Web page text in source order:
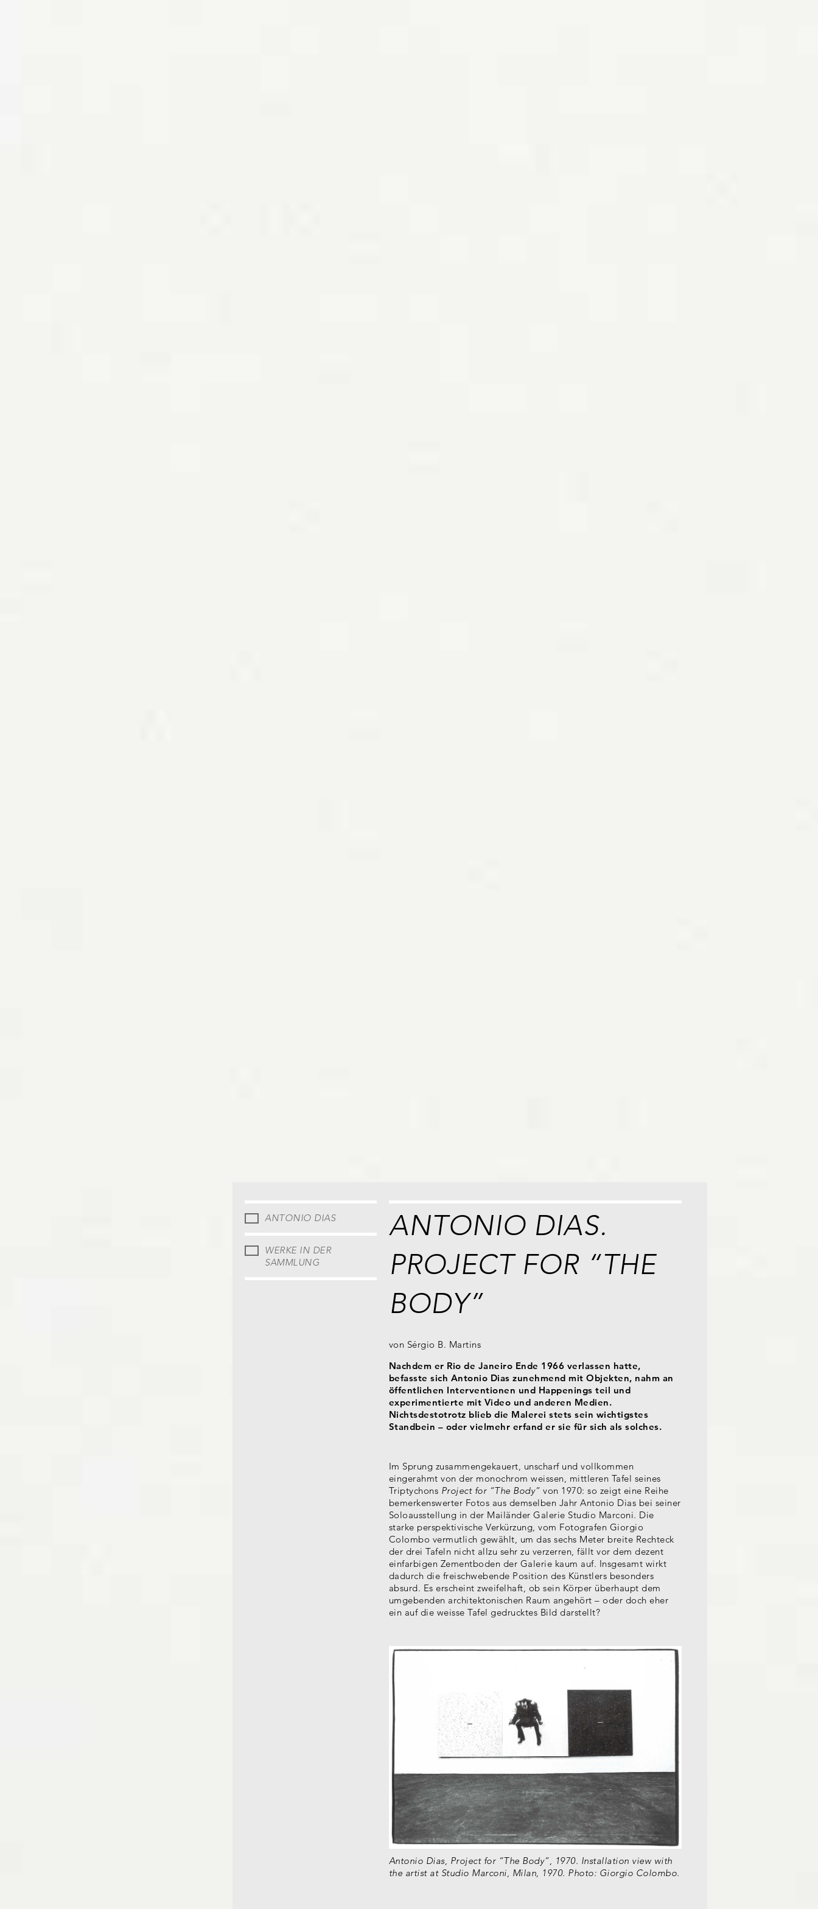
ANTONIO DIAS
WERKE IN DER
SAMMLUNG
ANTONIO DIAS.
PROJECT FOR “THE
BODY”
von Sérgio B. Martins
Nachdem er Rio de Janeiro Ende 1966 verlassen hatte,
befasste sich Antonio Dias zunehmend mit Objekten, nahm an
öffentlichen Interventionen und Happenings teil und
experimentierte mit Video und anderen Medien.
Nichtsdestotrotz blieb die Malerei stets sein wichtigstes
Standbein – oder vielmehr erfand er sie für sich als solches.
Im Sprung zusammengekauert, unscharf und vollkommen
eingerahmt von der monochrom weissen, mittleren Tafel seines
Triptychons Project for “The Body” von 1970: so zeigt eine Reihe
bemerkenswerter Fotos aus demselben Jahr Antonio Dias bei seiner
Soloausstellung in der Mailänder Galerie Studio Marconi. Die
starke perspektivische Verkürzung, vom Fotografen Giorgio
Colombo vermutlich gewählt, um das sechs Meter breite Rechteck
der drei Tafeln nicht allzu sehr zu verzerren, fällt vor dem dezent
einfarbigen Zementboden der Galerie kaum auf. Insgesamt wirkt
dadurch die freischwebende Position des Künstlers besonders
absurd. Es erscheint zweifelhaft, ob sein Körper überhaupt dem
umgebenden architektonischen Raum angehört – oder doch eher
ein auf die weisse Tafel gedrucktes Bild darstellt?
Antonio Dias, Project for “The Body”, 1970. Installation view with
the artist at Studio Marconi, Milan, 1970. Photo: Giorgio Colombo.